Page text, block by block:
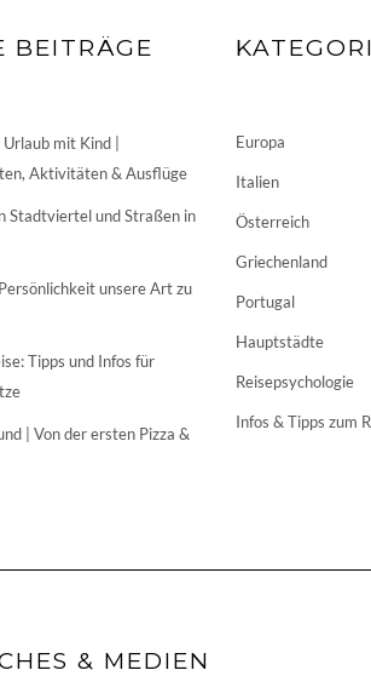
BEITRÄGE
mit Kind |
Aktivitäten & Ausflüge
Stadtviertel und Straßen in
unsere Art zu
Tipps und Infos für
| Von der ersten Pizza &
Europa
Italien
Österreich
Griechenland
Portugal
Hauptstädte
Reisepsychologie
Infos & Tipps zum
& MEDIEN